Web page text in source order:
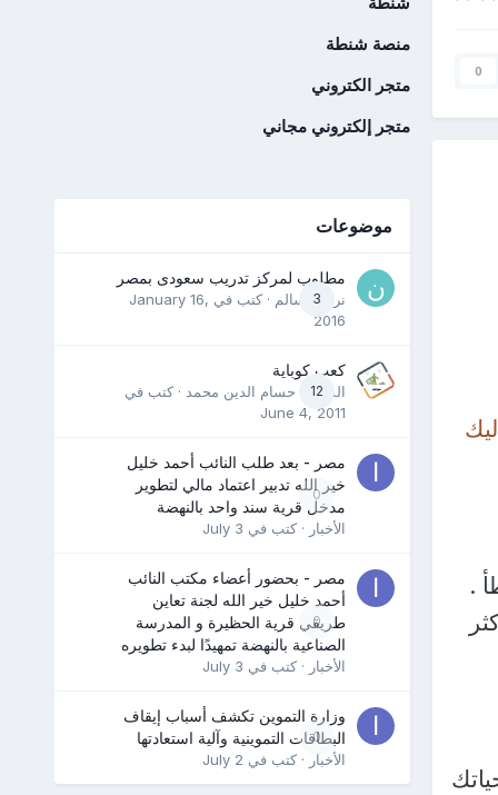
0
.
منصة شنطة
متجر الكتروني
متجر إلكتروني مجاني
موضوعات
3
مطلوب لمركز تدريب سعودى بمصر
نرمين سالم · كتب في January 16,
2016
12
كعب كوباية
المدرب حسام الدين محمد · كتب في
June 4, 2011
0
مصر - بعد طلب النائب أحمد خليل
خير الله تدبير اعتماد مالي لتطوير
مدخل قرية سند واحد بالنهضة
الأخبار · كتب في July 3
0
مصر - بحضور أعضاء مكتب النائب
أحمد خليل خير الله لجنة تعاين
طريقي قرية الحظيرة و المدرسة
الصناعية بالنهضة تمهيدًا لبدء تطويره
الأخبار · كتب في July 3
0
وزارة التموين تكشف أسباب إيقاف
البطاقات التموينية وآلية استعادتها
الأخبار · كتب في July 2